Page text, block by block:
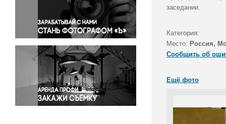
Правосудие
Происшествия и конфликты
Религия
Светская жизнь
Спорт
Экология
Экономика и бизнес
заседании.
Категория:
Место: Россия,
Сообщить об
Ещё фото